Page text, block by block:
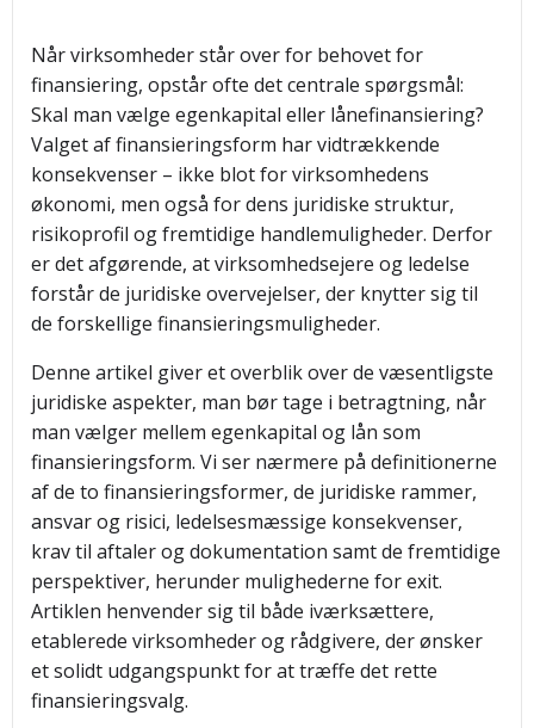
Når virksomheder står over for behovet for
finansiering, opstår ofte det centrale spørgsmål:
Skal man vælge egenkapital eller lånefinansiering?
Valget af finansieringsform har vidtrækkende
konsekvenser – ikke blot for virksomhedens
økonomi, men også for dens juridiske struktur,
risikoprofil og fremtidige handlemuligheder. Derfor
er det afgørende, at virksomhedsejere og ledelse
forstår de juridiske overvejelser, der knytter sig til
de forskellige finansieringsmuligheder.
Denne artikel giver et overblik over de væsentligste
juridiske aspekter, man bør tage i betragtning, når
man vælger mellem egenkapital og lån som
finansieringsform. Vi ser nærmere på definitionerne
af de to finansieringsformer, de juridiske rammer,
ansvar og risici, ledelsesmæssige konsekvenser,
krav til aftaler og dokumentation samt de fremtidige
perspektiver, herunder mulighederne for exit.
Artiklen henvender sig til både iværksættere,
etablerede virksomheder og rådgivere, der ønsker
et solidt udgangspunkt for at træffe det rette
finansieringsvalg.